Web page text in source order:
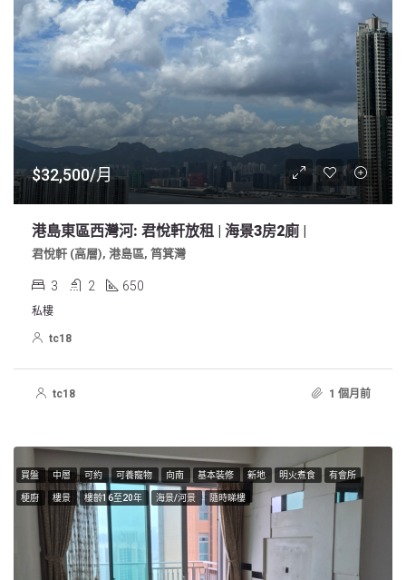
$32,500/月
港島東區西灣河: 君悅軒放租 | 海景3房2廁 |
君悅軒 (高層), 港島區, 筲箕灣
3 2 650
私樓
tc18
tc18 1 個月前
買盤 中層 可約 可養寵物 向南 基本裝修 新地 明火煮食 有會所
梗廚 樓景 樓齡16至20年 海景/河景 隨時睇樓